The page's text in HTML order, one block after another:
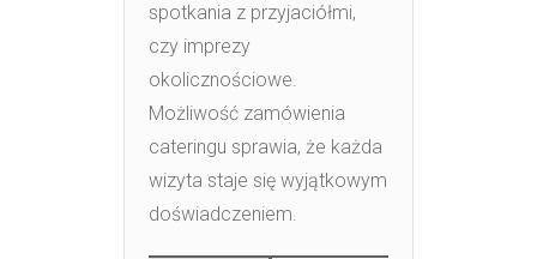
spotkania z przyjaciółmi,
czy imprezy
okolicznościowe.
Możliwość zamówienia
cateringu sprawia, że każda
wizyta staje się wyjątkowym
doświadczeniem.